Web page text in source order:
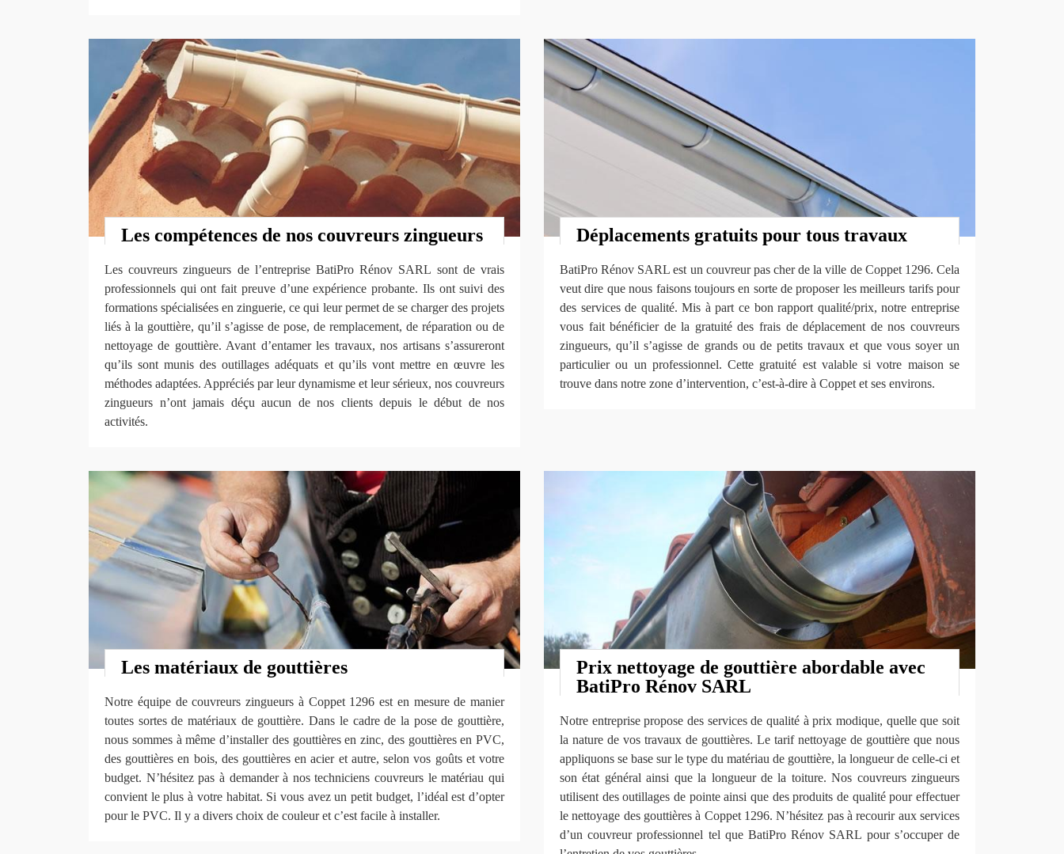
Les compétences de nos couvreurs zingueurs
Les couvreurs zingueurs de l’entreprise BatiPro Rénov SARL sont de vrais
professionnels qui ont fait preuve d’une expérience probante. Ils ont suivi des
formations spécialisées en zinguerie, ce qui leur permet de se charger des projets
liés à la gouttière, qu’il s’agisse de pose, de remplacement, de réparation ou de
nettoyage de gouttière. Avant d’entamer les travaux, nos artisans s’assureront
qu’ils sont munis des outillages adéquats et qu’ils vont mettre en œuvre les
méthodes adaptées. Appréciés par leur dynamisme et leur sérieux, nos couvreurs
zingueurs n’ont jamais déçu aucun de nos clients depuis le début de nos
activités.
Déplacements gratuits pour tous travaux
BatiPro Rénov SARL est un couvreur pas cher de la ville de Coppet 1296. Cela
veut dire que nous faisons toujours en sorte de proposer les meilleurs tarifs pour
des services de qualité. Mis à part ce bon rapport qualité/prix, notre entreprise
vous fait bénéficier de la gratuité des frais de déplacement de nos couvreurs
zingueurs, qu’il s’agisse de grands ou de petits travaux et que vous soyer un
particulier ou un professionnel. Cette gratuité est valable si votre maison se
trouve dans notre zone d’intervention, c’est-à-dire à Coppet et ses environs.
Les matériaux de gouttières
Notre équipe de couvreurs zingueurs à Coppet 1296 est en mesure de manier
toutes sortes de matériaux de gouttière. Dans le cadre de la pose de gouttière,
nous sommes à même d’installer des gouttières en zinc, des gouttières en PVC,
des gouttières en bois, des gouttières en acier et autre, selon vos goûts et votre
budget. N’hésitez pas à demander à nos techniciens couvreurs le matériau qui
convient le plus à votre habitat. Si vous avez un petit budget, l’idéal est d’opter
pour le PVC. Il y a divers choix de couleur et c’est facile à installer.
Prix nettoyage de gouttière abordable avec
BatiPro Rénov SARL
Notre entreprise propose des services de qualité à prix modique, quelle que soit
la nature de vos travaux de gouttières. Le tarif nettoyage de gouttière que nous
appliquons se base sur le type du matériau de gouttière, la longueur de celle-ci et
son état général ainsi que la longueur de la toiture. Nos couvreurs zingueurs
utilisent des outillages de pointe ainsi que des produits de qualité pour effectuer
le nettoyage des gouttières à Coppet 1296. N’hésitez pas à recourir aux services
d’un couvreur professionnel tel que BatiPro Rénov SARL pour s’occuper de